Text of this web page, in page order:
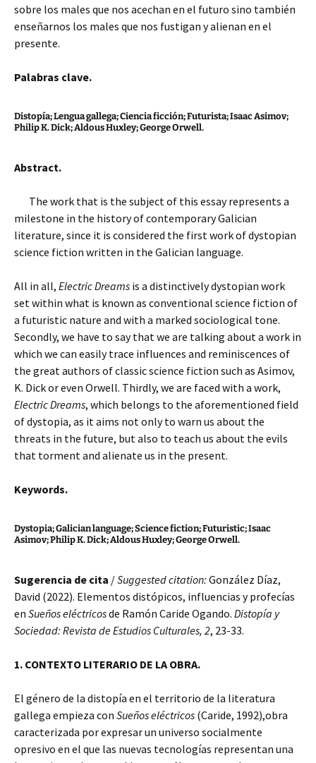
sobre los males que nos acechan en el futuro sino también
enseñarnos los males que nos fustigan y alienan en el
presente.
Palabras clave.
Distopía; Lengua gallega; Ciencia ficción; Futurista; Isaac Asimov;
Philip K. Dick; Aldous Huxley; George Orwell.
Abstract.
The work that is the subject of this essay represents a
milestone in the history of contemporary Galician
literature, since it is considered the first work of dystopian
science fiction written in the Galician language.
All in all, Electric Dreams is a distinctively dystopian work
set within what is known as conventional science fiction of
a futuristic nature and with a marked sociological tone.
Secondly, we have to say that we are talking about a work in
which we can easily trace influences and reminiscences of
the great authors of classic science fiction such as Asimov,
K. Dick or even Orwell. Thirdly, we are faced with a work,
ElectricDreams, which belongs to the aforementioned field
of dystopia, as it aims not only to warn us about the
threats in the future, but also to teach us about the evils
that torment and alienate us in the present.
Keywords.
Dystopia; Galician language; Science fiction; Futuristic; Isaac
Asimov; Philip K. Dick; Aldous Huxley; George Orwell.
Sugerencia de cita /Suggested citation: González Díaz,
David (2022). Elementos distópicos, influencias y profecías
en Sueños eléctricosde Ramón Caride Ogando. Distopía y
Sociedad: Revista de Estudios Culturales, 2, 23-33.
1. CONTEXTO LITERARIO DE LA OBRA.
El género de la distopía en el territorio de la literatura
gallega empieza con Sueños eléctricos (Caride, 1992),obra
caracterizada por expresar un universo socialmente
opresivo en el que las nuevas tecnologías representan una